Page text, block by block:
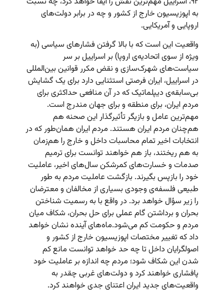
به اپوزیسیون خارج از کشور و چه در برابر دولت‌های
اروپایی و آمریکایی.
واقعیت این است که با بالا گرفتن فشارهای سیاسی (به
ویژه از سوی اتحادیه‌ی اروپا) بر اسراییل بر سر
سیاست‌های شهرک‌سازی و نقض مکرر قوانین بین‌المللی
در اسراییل، ایران فرصتی استثنایی دارد برای یک گشایش
بی‌سابقه‌ی دیپلماتیک که در آن منافعی حداکثری برای
مردم ایران، برای منطقه و برای جهان مندرج است.
مهم‌ترین عامل و بازیگر تأثیرگذار این صحنه هم
هم‌چنان مردم ایران هستند. مردم ایران همان‌طور که در
انتخابات اخیر تمام محاسبات داخل و خارج را هم‌زمان
به هم ریختند، باز هم خواهند توانست برای ترمیم
صدمات و خسارت‌های کمرشکن سال‌های اخیر، عاملیت
خود را بازپس بگیرند. بازگشت عاملیت مردم به طور
طبیعی فلسفه‌ی وجودی بسیاری از مخالفان و معترضان
را زیر سؤال خواهد برد. در واقع با به رسمیت شناختن
بحران و برداشتن گام عملی برای حل بحران، شکاف میان
مردم و حکومت کم می‌شود.ماه‌های آینده نشان خواهد
داد که تغییر مختصات اپوزیسیون خارج از کشور و
اصولگرایان داخل تا چه حد خواهد توانست مانع کم
شدن این شکاف شود؛ مردم چه اندازه بر عاملیت خود
پافشاری خواهند کرد و دولت‌های غربی چقدر به
واقعیت‌های جدید ایران اعتنای جدی خواهند کرد.